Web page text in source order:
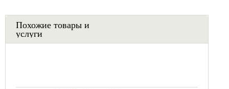
Похожие товары и
услуги